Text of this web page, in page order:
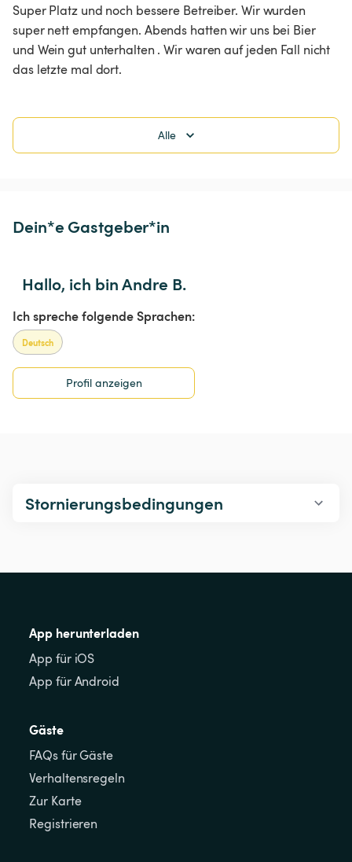
Super Platz und noch bessere Betreiber. Wir wurden
super nett empfangen. Abends hatten wir uns bei Bier
und Wein gut unterhalten . Wir waren auf jeden Fall nicht
das letzte mal dort.
Alle
Dein*e Gastgeber*in
Hallo, ich bin Andre B.
Ich spreche folgende Sprachen:
Deutsch
Profil anzeigen
Stornierungsbedingungen
App herunterladen
App für iOS
App für Android
Gäste
FAQs für Gäste
Verhaltensregeln
Zur Karte
Registrieren